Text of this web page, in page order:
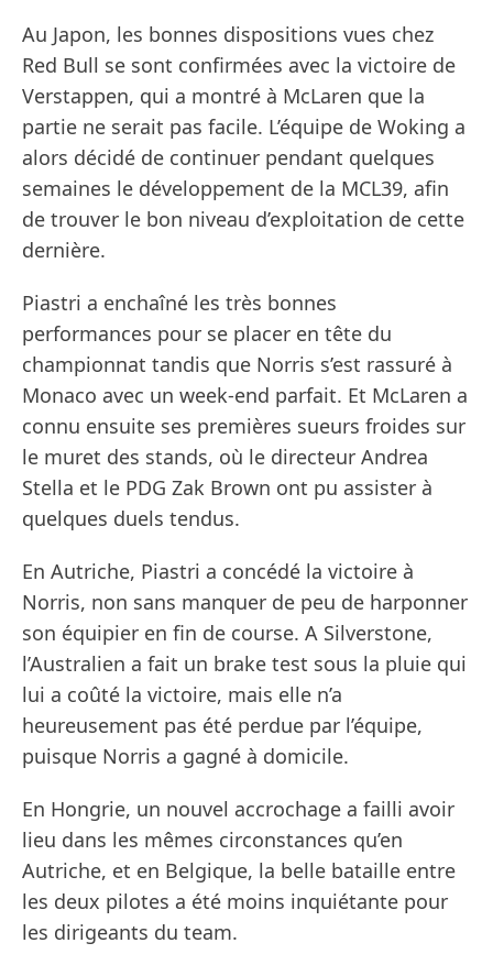
Au Japon, les bonnes dispositions vues chez
Red Bull se sont confirmées avec la victoire de
Verstappen, qui a montré à McLaren que la
partie ne serait pas facile. L’équipe de Woking a
alors décidé de continuer pendant quelques
semaines le développement de la MCL39, afin
de trouver le bon niveau d’exploitation de cette
dernière.
Piastri a enchaîné les très bonnes
performances pour se placer en tête du
championnat tandis que Norris s’est rassuré à
Monaco avec un week-end parfait. Et McLaren a
connu ensuite ses premières sueurs froides sur
le muret des stands, où le directeur Andrea
Stella et le PDG Zak Brown ont pu assister à
quelques duels tendus.
En Autriche, Piastri a concédé la victoire à
Norris, non sans manquer de peu de harponner
son équipier en fin de course. A Silverstone,
l’Australien a fait un brake test sous la pluie qui
lui a coûté la victoire, mais elle n’a
heureusement pas été perdue par l’équipe,
puisque Norris a gagné à domicile.
En Hongrie, un nouvel accrochage a failli avoir
lieu dans les mêmes circonstances qu’en
Autriche, et en Belgique, la belle bataille entre
les deux pilotes a été moins inquiétante pour
les dirigeants du team.